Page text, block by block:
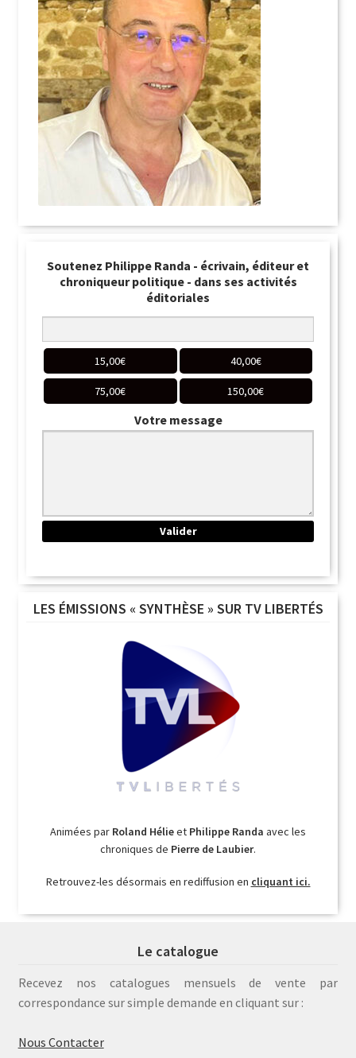
Soutenez Philippe Randa - écrivain, éditeur et
chroniqueur politique - dans ses activités
éditoriales
15,00€ 40,00€
75,00€ 150,00€
Votre message
LES ÉMISSIONS « SYNTHÈSE » SUR TV LIBERTÉS
Animées par Roland Hélieet Philippe Randa avec les
chroniques de Pierre de Laubier.
Retrouvez-les désormais en rediffusion en cliquant ici.
Le catalogue
Recevez nos catalogues mensuels de vente par
correspondance sur simple demande en cliquant sur :
Nous Contacter